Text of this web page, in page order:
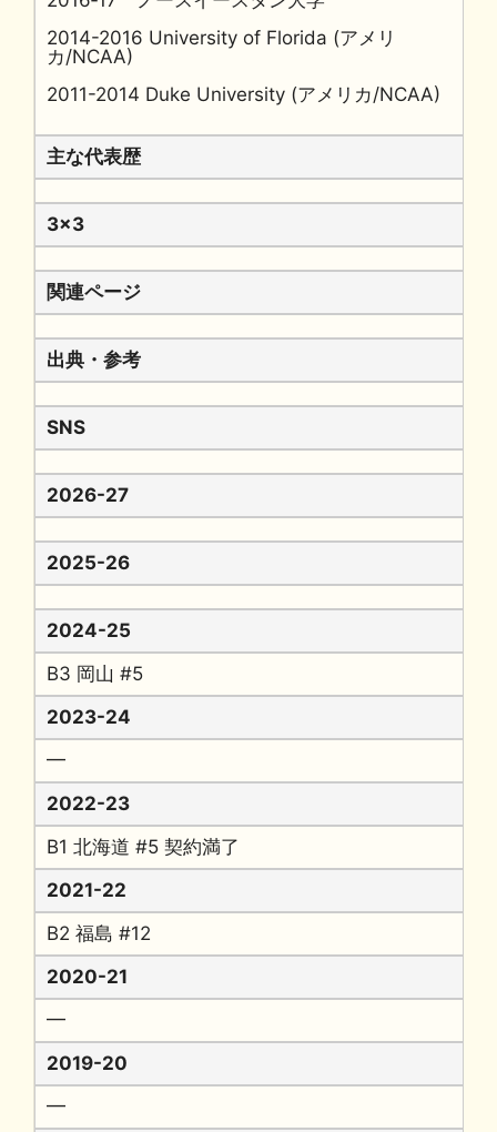
2014-2016 University of Florida (アメリ
カ/NCAA)
2011-2014 Duke University (アメリカ/NCAA)
主な代表歴
3x3
関連ページ
出典・参考
SNS
2026-27
2025-26
2024-25
B3 岡山 #5
2023-24
━
2022-23
B1 北海道 #5 契約満了
2021-22
B2 福島 #12
2020-21
━
2019-20
━